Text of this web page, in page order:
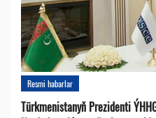
Resmi habarlar
Türkmenistanyň Prezidenti